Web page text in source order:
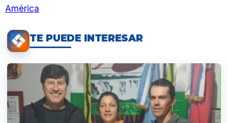
América
TE PUEDE INTERESAR